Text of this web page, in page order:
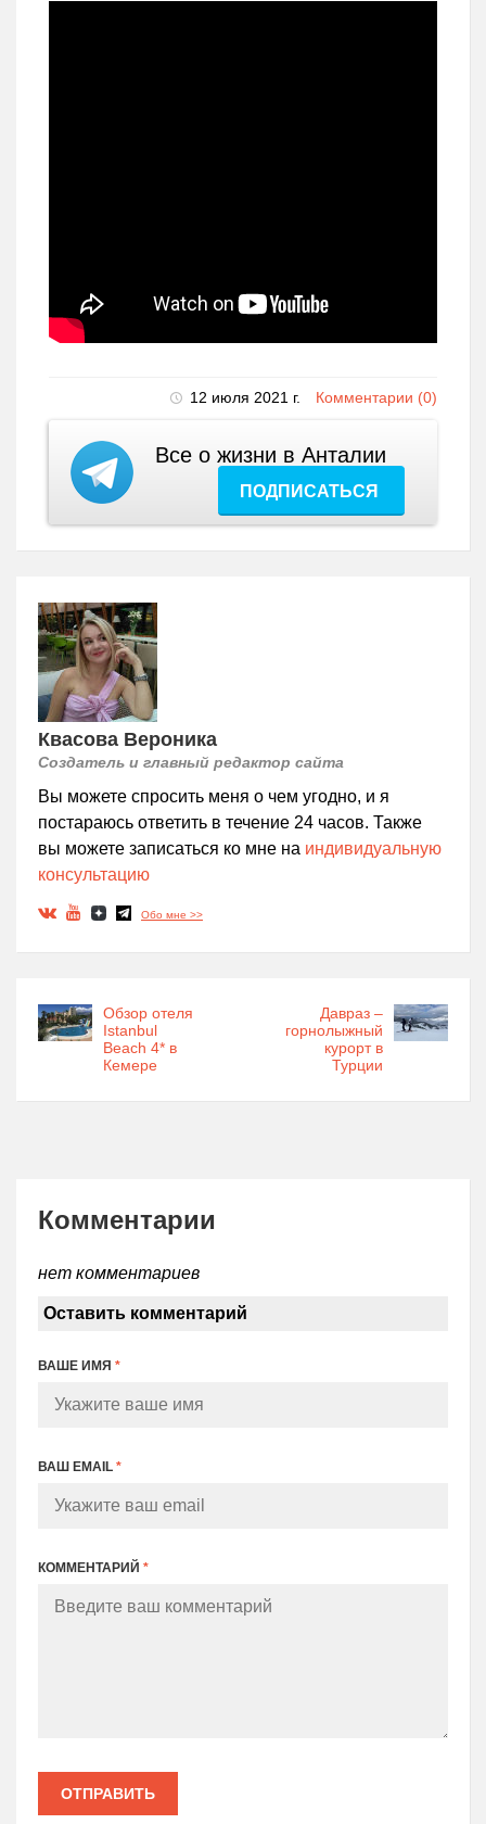
12 июля 2021 г. Комментарии (0)
Все о жизни в Анталии
ПОДПИСАТЬСЯ
Квасова Вероника
Создатель и главный редактор сайта
Вы можете спросить меня о чем угодно, и я
постараюсь ответить в течение 24 часов. Также
вы можете записаться ко мне на индивидуальную
консультацию
Обо мне >>
Обзор отеля
Istanbul
Beach 4* в
Кемере
Давраз –
горнолыжный
курорт в
Турции
Комментарии
нет комментариев
Оставить комментарий
ВАШЕ ИМЯ *
ВАШ EMAIL *
КОММЕНТАРИЙ *
ОТПРАВИТЬ